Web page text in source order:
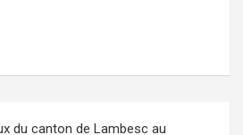
du canton de Lambesc au